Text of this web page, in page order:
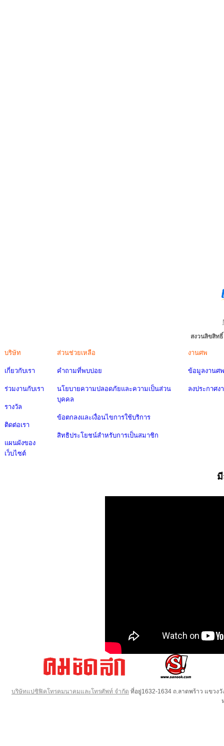
สงวนลิขสิท
บริษัท
เกี่ยวกับเรา
ร่วมงานกับเรา
รางวัล
ติดต่อเรา
แผนผังของ
เว็บไซต์
ส่วนช่วยเหลือ
คำถามที่พบบ่อย
นโยบายความปลอดภัยและความเป็นส่วน
บุคคล
ข้อตกลงและเงื่อนไขการใช้บริการ
สิทธิประโยชน์สำหรับการเป็นสมาชิก
งานศพ
ข้อมูลงานศพ
ลงประกาศง
บริษัทแปซิฟิคโทรคมนาคมและโทรศัพท์ จำกัด ที่อยู่1632-1634 ถ.ลาดพร้าว แขวง